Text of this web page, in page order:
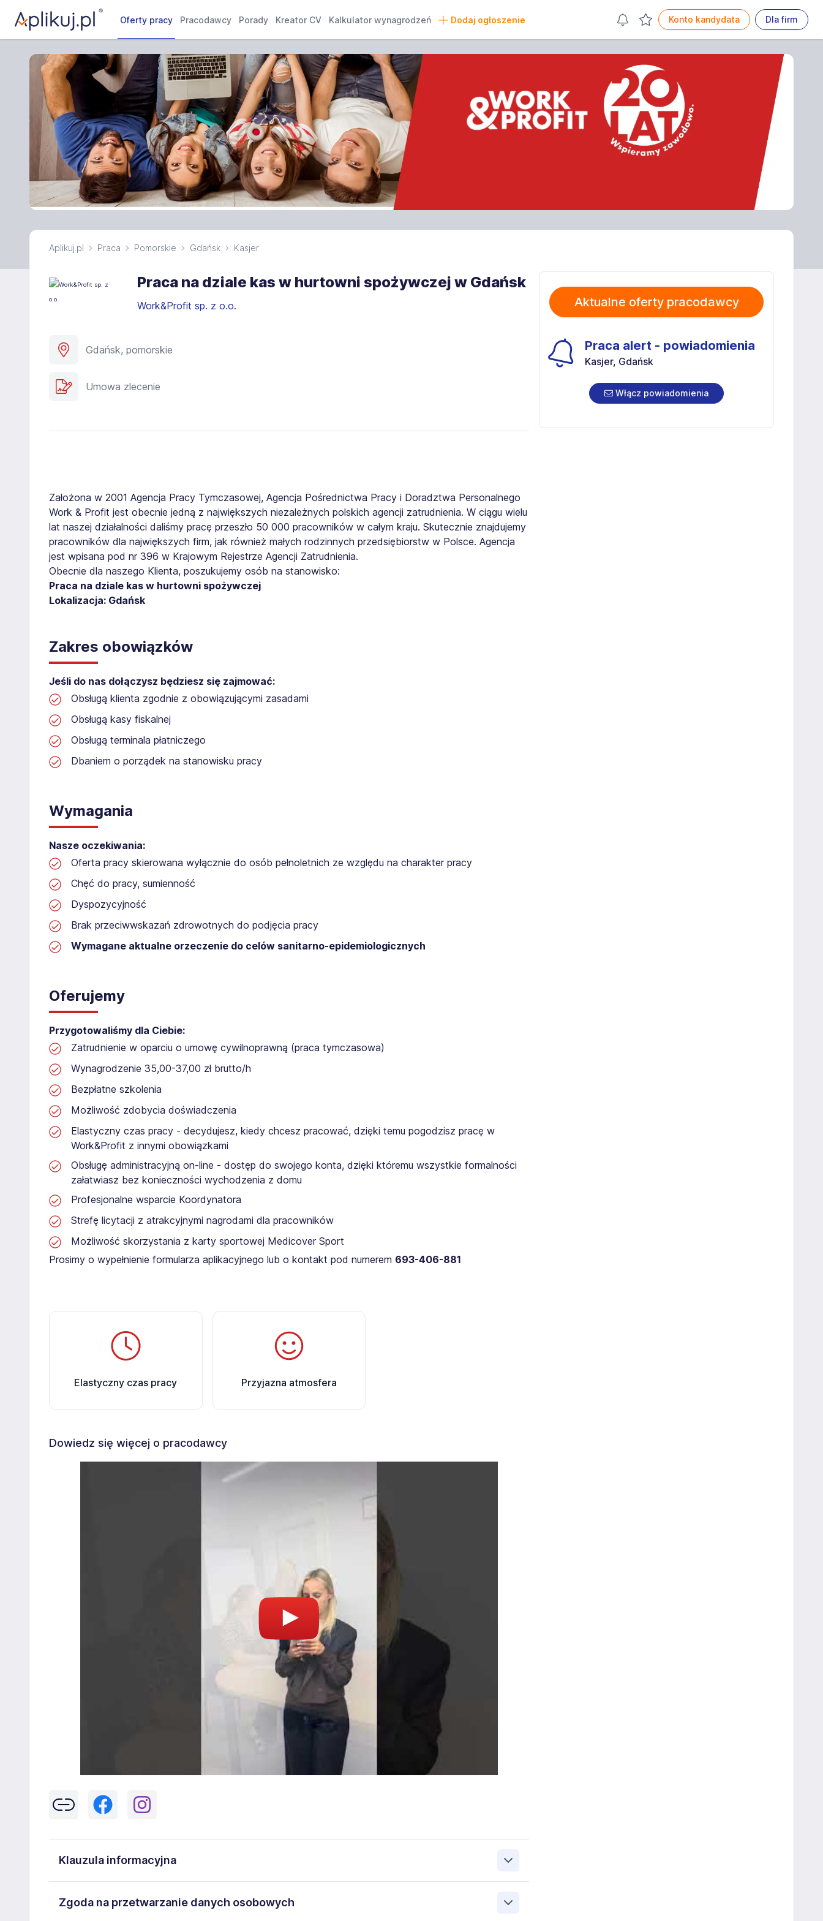
Oferty pracy Pracodawcy Porady Kreator CV Kalkulator wynagrodzeń Dodaj ogłoszenie Konto kandydata Dla firm
Aplikuj.pl Praca Pomorskie Gdańsk Kasjer
Praca na dziale kas w hurtowni spożywczej w Gdańsk
Work&Profit sp. z o.o.
Gdańsk, pomorskie
Umowa zlecenie
Założona w 2001 Agencja Pracy Tymczasowej, Agencja Pośrednictwa Pracy i Doradztwa Personalnego
Work & Profit jest obecnie jedną z największych niezależnych polskich agencji zatrudnienia. W ciągu wielu
lat naszej działalności daliśmy pracę przeszło 50 000 pracowników w całym kraju. Skutecznie znajdujemy
pracowników dla największych firm, jak również małych rodzinnych przedsiębiorstw w Polsce. Agencja
jest wpisana pod nr 396 w Krajowym Rejestrze Agencji Zatrudnienia.
Obecnie dla naszego Klienta, poszukujemy osób na stanowisko:
Praca na dziale kas w hurtowni spożywczej
Lokalizacja: Gdańsk
Zakres obowiązków
Jeśli do nas dołączysz będziesz się zajmować:
Obsługą klienta zgodnie z obowiązującymi zasadami
Obsługą kasy fiskalnej
Obsługą terminala płatniczego
Dbaniem o porządek na stanowisku pracy
Wymagania
Nasze oczekiwania:
Oferta pracy skierowana wyłącznie do osób pełnoletnich ze względu na charakter pracy
Chęć do pracy, sumienność
Dyspozycyjność
Brak przeciwwskazań zdrowotnych do podjęcia pracy
Wymagane aktualne orzeczenie do celów sanitarno-epidemiologicznych
Oferujemy
Przygotowaliśmy dla Ciebie:
Zatrudnienie w oparciu o umowę cywilnoprawną (praca tymczasowa)
Wynagrodzenie 35,00-37,00 zł brutto/h
Bezpłatne szkolenia
Możliwość zdobycia doświadczenia
Elastyczny czas pracy - decydujesz, kiedy chcesz pracować, dzięki temu pogodzisz pracę w
Work&Profit z innymi obowiązkami
Obsługę administracyjną on-line - dostęp do swojego konta, dzięki któremu wszystkie formalności
załatwiasz bez konieczności wychodzenia z domu
Profesjonalne wsparcie Koordynatora
Strefę licytacji z atrakcyjnymi nagrodami dla pracowników
Możliwość skorzystania z karty sportowej Medicover Sport
Prosimy o wypełnienie formularza aplikacyjnego lub o kontakt pod numerem 693-406-881
Elastyczny czas pracy Przyjazna atmosfera
Dowiedz się więcej o pracodawcy
Klauzula informacyjna
43-300 Bielsko-Biała danych osobowych zawartych w zgłoszeniu rekrutacyjnym w celu prowadzenia rekrutacji
Zgoda na przetwarzanie danych osobowych
Aktualne oferty pracodawcy
Praca alert - powiadomienia
Kasjer, Gdańsk
Włącz powiadomienia